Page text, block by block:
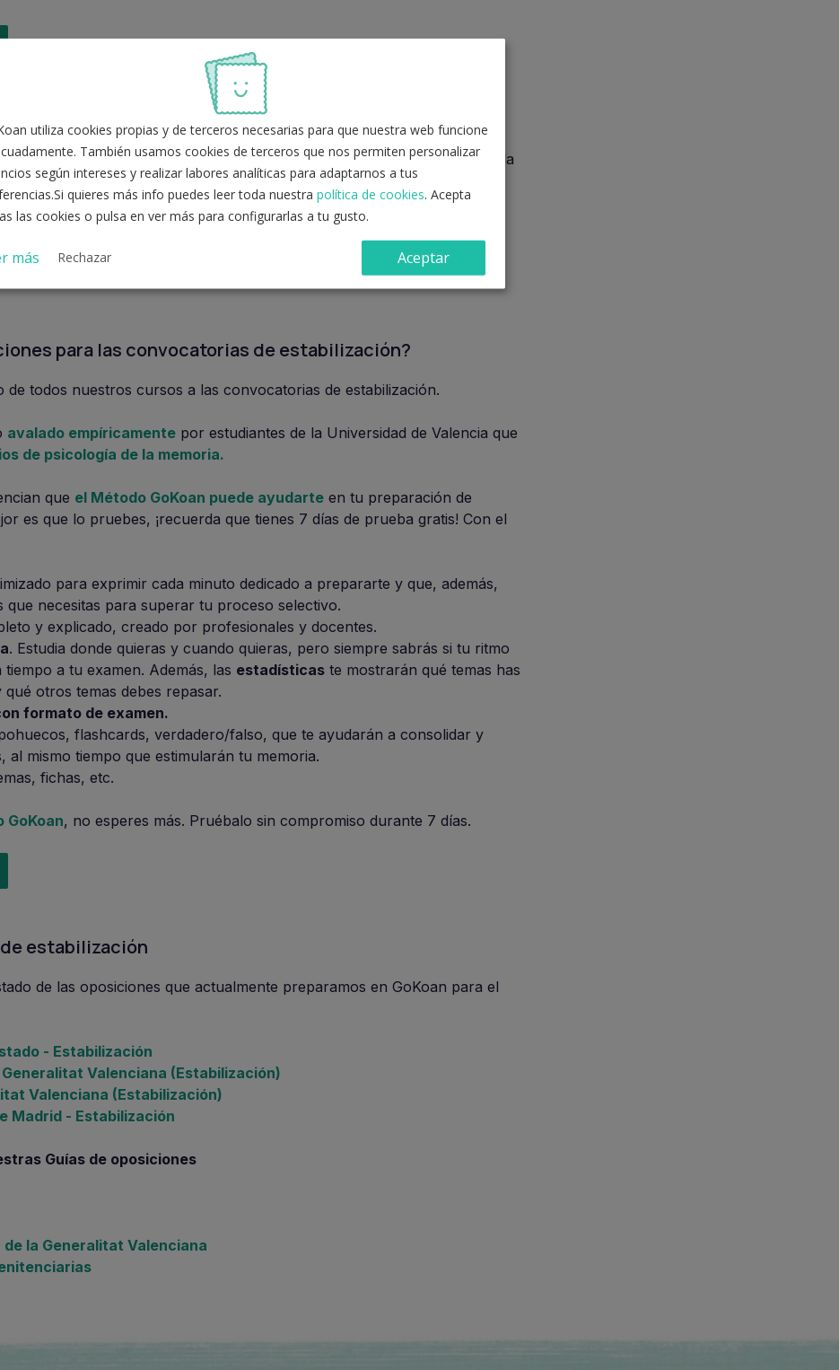
de estabilización sin ser interino?
abierto, en el que puede presentarse cualquier persona que cumpla
distinguimos, al igual que en las convocatorias ordinarias:
para las convocatorias de estabilización?
de todos nuestros cursos a las convocatorias de estabilización.
avalado empíricamente por estudiantes de la Universidad de Valencia que
de psicología de la memoria.
que el Método GoKoan puede ayudarte en tu preparación de
es que lo pruebes, ¡recuerda que tienes 7 días de prueba gratis! Con el
para exprimir cada minuto dedicado a prepararte y que, además,
necesitas para superar tu proceso selectivo.
y explicado, creado por profesionales y docentes.
. Estudia donde quieras y cuando quieras, pero siempre sabrás si tu ritmo
a tu examen. Además, las estadísticas te mostrarán qué temas has
otros temas debes repasar.
formato de examen.
flashcards, verdadero/falso, que te ayudarán a consolidar y
mismo tiempo que estimularán tu memoria.
fichas, etc.
GoKoan, no esperes más. Pruébalo sin compromiso durante 7 días.
estabilización
de las oposiciones que actualmente preparamos en GoKoan para el
- Estabilización
Valenciana (Estabilización)
Valenciana (Estabilización)
Madrid - Estabilización
Guías de oposiciones
la Generalitat Valenciana
utiliza cookies propias y de terceros necesarias para que nuestra web funcione
También usamos cookies de terceros que nos permiten personalizar
según intereses y realizar labores analíticas para adaptarnos a tus
quieres más info puedes leer toda nuestra política de cookies. Acepta
las cookies o pulsa en ver más para configurarlas a tu gusto.
más Rechazar Aceptar